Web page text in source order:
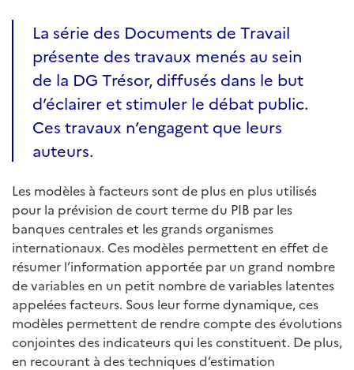
La série des Documents de Travail
présente des travaux menés au sein
de la DG Trésor, diffusés dans le but
d’éclairer et stimuler le débat public.
Ces travaux n’engagent que leurs
auteurs.
Les modèles à facteurs sont de plus en plus utilisés
pour la prévision de court terme du PIB par les
banques centrales et les grands organismes
internationaux. Ces modèles permettent en effet de
résumer l’information apportée par un grand nombre
de variables en un petit nombre de variables latentes
appelées facteurs. Sous leur forme dynamique, ces
modèles permettent de rendre compte des évolutions
conjointes des indicateurs qui les constituent. De plus,
en recourant à des techniques d’estimation